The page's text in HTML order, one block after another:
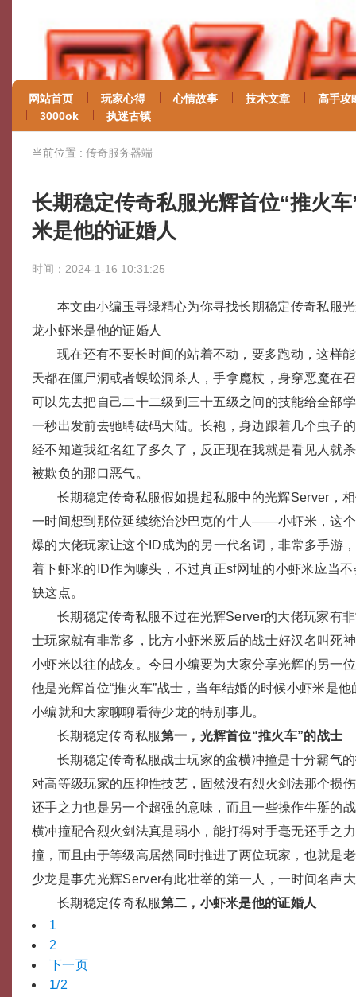
网站首页 玩家心得 心情故事 技术文章
高手攻
3000ok
执迷古镇
当前位置 : 传奇服务器端
长期稳定传奇私服光辉首位“推火
米是他的证婚人
时间：2024-1-16 10:31:25
本文由小编玉寻绿精心为你寻找长期稳定传奇私服
龙小虾米是他的证婚人
现在还有不要长时间的站着不动，要多跑动，这样
天都在僵尸洞或者蜈蚣洞杀人，手拿魔杖，身穿恶魔在
可以先去把自己二十二级到三十五级之间的技能给全部
一秒出发前去驰聘砝码大陆。长袍，身边跟着几个虫子
经不知道我红名红了多久了，反正现在我就是看见人就
被欺负的那口恶气。
长期稳定传奇私服假如提起私服中的光辉Server，
一时间想到那位延续统治沙巴克的牛人——小虾米，这
爆的大佬玩家让这个ID成为的另一代名词，非常多手游
着下虾米的ID作为噱头，不过真正sf网址的小虾米应当
缺这点。
长期稳定传奇私服不过在光辉Server的大佬玩家有
士玩家就有非常多，比方小虾米厥后的战士好汉名叫死
小虾米以往的战友。今日小编要为大家分享光辉的另
他是光辉首位“推火车”战士，当年结婚的时候小虾米是
小编就和大家聊聊看待少龙的特别事儿。
长期稳定传奇私服第一，光辉首位“推火车”的战士
长期稳定传奇私服战士玩家的蛮横冲撞是十分霸气
对高等级玩家的压抑性技艺，固然没有烈火剑法那个损
还手之力也是另一个超强的意味，而且一些操作牛掰的
横冲撞配合烈火剑法真是弱小，能打得对手毫无还手之
撞，而且由于等级高居然同时推进了两位玩家，也就是
少龙是事先光辉Server有此壮举的第一人，一时间名声
长期稳定传奇私服第二，小虾米是他的证婚人
1
2
下一页
1/2